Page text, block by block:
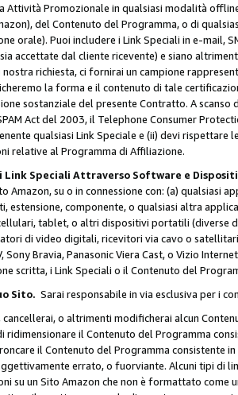
Attività Promozionale in qualsiasi modalità
del Contenuto del Programma, o di
orale). Puoi includere i Link Speciali in e-mail,
accettate dal cliente ricevente) e siano
nostra richiesta, ci fornirai un campione
la forma e il contenuto di tale
sostanziale del presente Contratto. A
Act del 2003, il Telephone Consumer
qualsiasi Link Speciale e (ii) devi
relative al Programma di Affiliazione.
Link Speciali Attraverso Software e
Amazon, su o in connessione con: (a)
estensione, componente, o qualsiasi altra
tablet, o altri dispositivi portatili (diverse
di video digitali, ricevitori via cavo o
Sony Bravia, Panasonic Viera Cast, o Vizio
scritta, i Link Speciali o il Contenuto del
Sito. Sarai responsabile in via esclusiva per i
cancellerai, o altrimenti modificherai alcun
ridimensionare il Contenuto del Programma
il Contenuto del Programma consistente
errato, o fuorviante. Alcuni tipi di
su un Sito Amazon che non è formattato